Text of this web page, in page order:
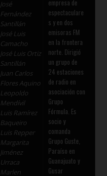
José
Fernández
Santillán
José Luis
Camacho
José Luis Ortiz
Santillán
Juan Carlos
Flores Aquino
Leopoldo
Mendívil
Luis Ramírez
Baqueiro
Luis Repper
Margarita
Jiménez
Urraca
Marlen
empresa de
espectaculare
s y en dos
emisoras FM
en la frontera
norte. Dirigió
un grupo de
24 estaciones
de radio en
asociación con
Grupo
Fórmula. Es
socio y
comanda
Grupo Guste,
Paraíso en
Guanajuato y
Gusar